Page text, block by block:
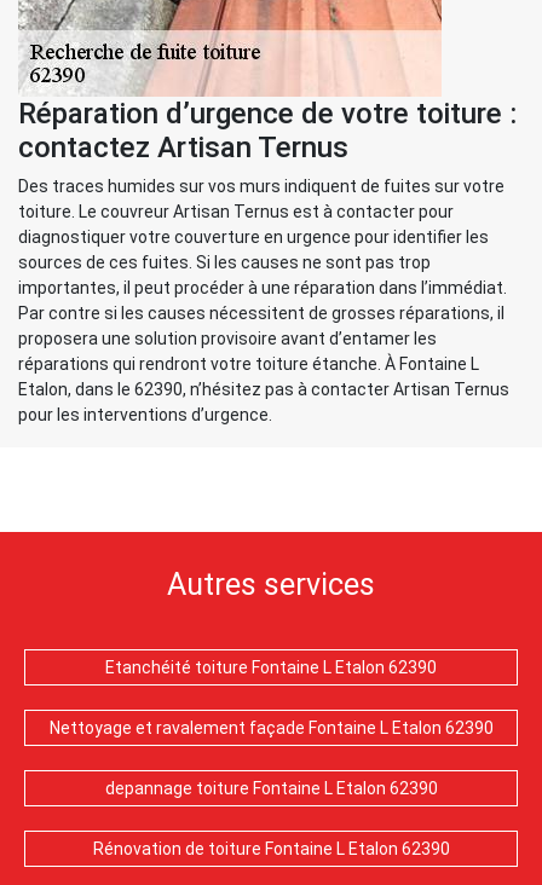
Réparation d’urgence de votre toiture :
contactez Artisan Ternus
Des traces humides sur vos murs indiquent de fuites sur votre
toiture. Le couvreur Artisan Ternus est à contacter pour
diagnostiquer votre couverture en urgence pour identifier les
sources de ces fuites. Si les causes ne sont pas trop
importantes, il peut procéder à une réparation dans l’immédiat.
Par contre si les causes nécessitent de grosses réparations, il
proposera une solution provisoire avant d’entamer les
réparations qui rendront votre toiture étanche. À Fontaine L
Etalon, dans le 62390, n’hésitez pas à contacter Artisan Ternus
pour les interventions d’urgence.
Autres services
Etanchéité toiture Fontaine L Etalon 62390
Nettoyage et ravalement façade Fontaine L Etalon 62390
depannage toiture Fontaine L Etalon 62390
Rénovation de toiture Fontaine L Etalon 62390